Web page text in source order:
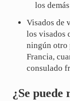
los
Visados de
los visados
ningún otro
Francia,
consulado
¿Se puede